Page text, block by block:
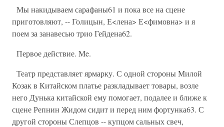
Мы накидываем сарафаны61 и пока все на сцене
приготовляют, -- Голицын, Е<лена> Е<фимовна> и я
поем за занавесью трио Гейдена62.
Первое действие. Me.
Театр представляет ярмарку. С одной стороны Милой
Козак в Китайском платье разкладывает товары, возле
него Дунька китайской ему помогает, подалее и ближе к
сцене Репнин Жидом сидит и перед ним фортунка63. С
другой стороны Слепцов -- купцом сальных свеч,